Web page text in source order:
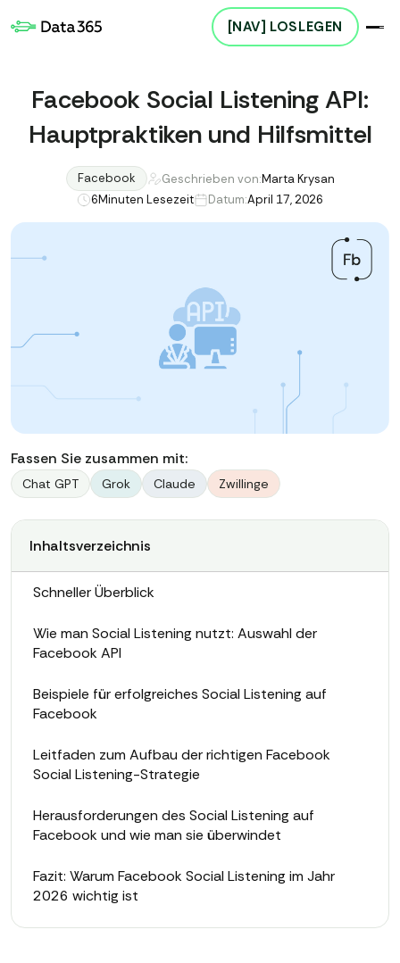
[NAV] LOSLEGEN
Facebook Social Listening API:
Hauptpraktiken und Hilfsmittel
Facebook Geschrieben von:Marta Krysan
6Minuten Lesezeit Datum:April 17, 2026
Fassen Sie zusammen mit:
Chat GPT Grok Claude Zwillinge
Inhaltsverzeichnis
Schneller Überblick
Wie man Social Listening nutzt: Auswahl der
Facebook API
Beispiele für erfolgreiches Social Listening auf
Facebook
Leitfaden zum Aufbau der richtigen Facebook
Social Listening-Strategie
Herausforderungen des Social Listening auf
Facebook und wie man sie überwindet
Fazit: Warum Facebook Social Listening im Jahr
2026 wichtig ist